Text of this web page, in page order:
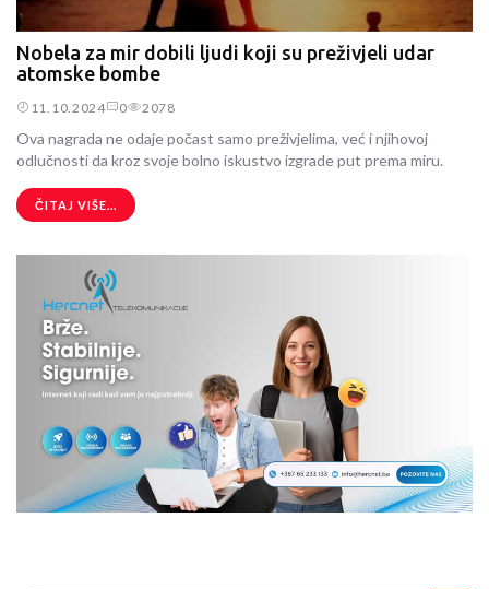
Nobela za mir dobili ljudi koji su preživjeli udar
atomske bombe
11.10.2024 0 2078
Ova nagrada ne odaje počast samo preživjelima, već i njihovoj
odlučnosti da kroz svoje bolno iskustvo izgrade put prema miru.
ČITAJ VIŠE...